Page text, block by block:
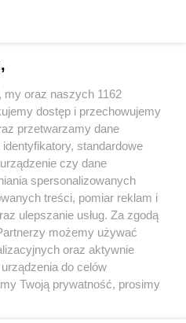
regulamin korzystania z portali
Skontakuj sięz nami
Kontakt
Wydawca
Redakcja
my oraz naszych 1162
dostęp i przechowujemy
przetwarzamy dane
standardowe
czy dane
spersonalizowanych
treści, pomiar reklam i
ulepszanie usług. Za zgodą
możemy używać
oraz aktywnie
do celów
Twoją prywatność, prosimy